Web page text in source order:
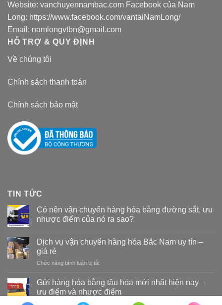
Website: vanchuyennambac.com Facebook của Nam
Long: https://www.facebook.com/vantaiNamLong/
Email: namlongvtbn@gmail.com
HỖ TRỢ & QUY ĐỊNH
Về chúng tôi
Chính sách thanh toán
Chính sách bảo mật
TIN TỨC
Có nên vận chuyển hàng hóa bằng đường sắt, ưu
nhược điểm của nó ra sao?
Dịch vụ vận chuyển hàng hóa Bắc Nam uy tín –
giá rẻ
Chức năng bình luận bị tắt
vụ
vận
chuyển
Gửi hàng hóa bằng tầu hỏa mới nhất hiện nay –
ưu điểm và nhược điểm